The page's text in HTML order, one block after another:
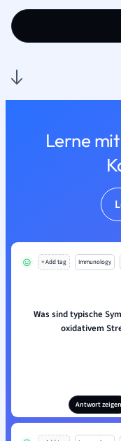
Lerne
+ Add tag Immunology
Was sind typische
oxidativem
Antwort zeigen